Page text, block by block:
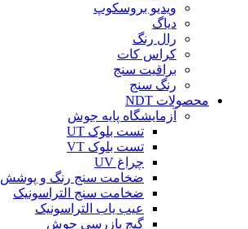
ویدیو بروسکوپ
دیاگ
رال رنگ
کراس کات
براقیت سنج
رنگ سنج
محصولات NDT
آزمایشگاه پایه جوش
تست بلوک UT
تست بلوک VT
چراغ UV
ضخامت سنج رنگ و پوشش
ضخامت سنج التراسونیک
عیب یاب التراسونیک
گیج بازرسی جوش